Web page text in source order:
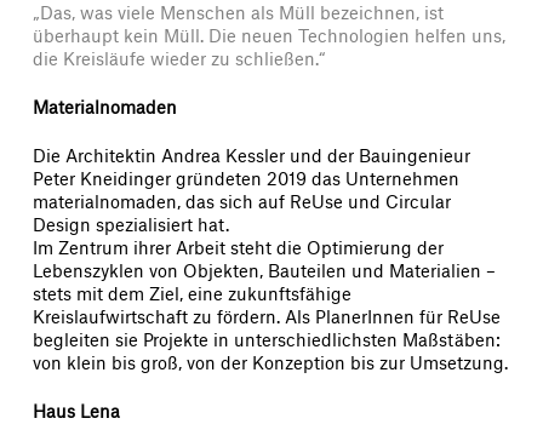
„Das, was viele Menschen als Müll bezeichnen, ist
überhaupt kein Müll. Die neuen Technologien helfen uns,
die Kreisläufe wieder zu schließen.“
Materialnomaden
Die Architektin Andrea Kessler und der Bauingenieur
Peter Kneidinger gründeten 2019 das Unternehmen
materialnomaden, das sich auf ReUse und Circular
Design spezialisiert hat.
Im Zentrum ihrer Arbeit steht die Optimierung der
Lebenszyklen von Objekten, Bauteilen und Materialien –
stets mit dem Ziel, eine zukunftsfähige
Kreislaufwirtschaft zu fördern. Als PlanerInnen für ReUse
begleiten sie Projekte in unterschiedlichsten Maßstäben:
von klein bis groß, von der Konzeption bis zur Umsetzung.
Haus Lena